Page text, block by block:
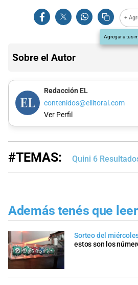
+
Agregar a tus
Sobre el Autor
Redacción EL
contenidos@ellitoral.com
Ver Perfil
#TEMAS: Quini 6
Además tenés que
Sorteo del
estos son los